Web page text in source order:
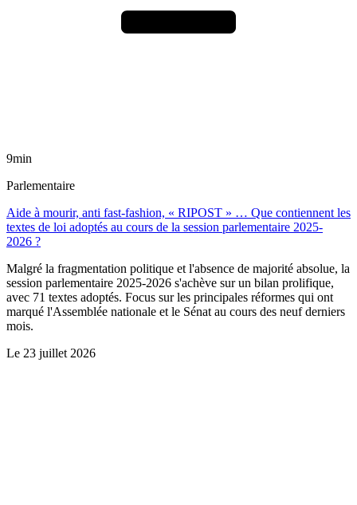
9min
Parlementaire
Aide à mourir, anti fast-fashion, « RIPOST » … Que contiennent les
textes de loi adoptés au cours de la session parlementaire 2025-
2026 ?
Malgré la fragmentation politique et l'absence de majorité absolue, la
session parlementaire 2025-2026 s'achève sur un bilan prolifique,
avec 71 textes adoptés. Focus sur les principales réformes qui ont
marqué l'Assemblée nationale et le Sénat au cours des neuf derniers
mois.
Le 23 juillet 2026